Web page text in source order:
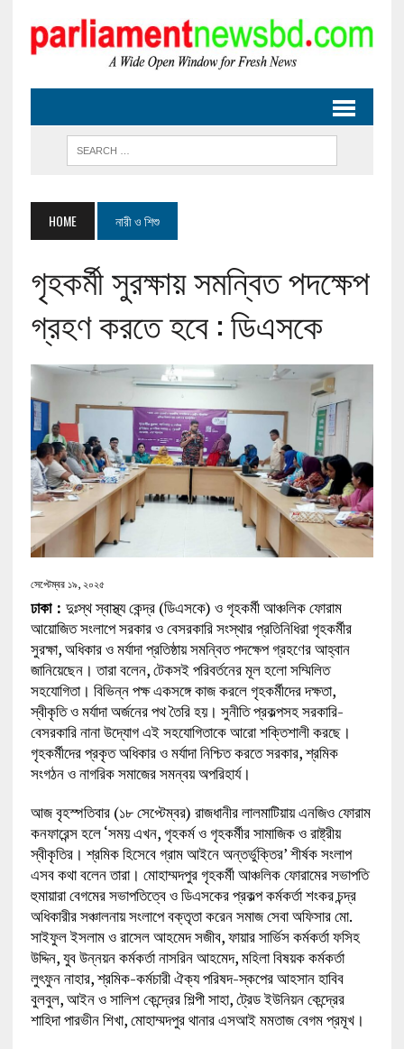
HOME নারী ও শিশু
গৃহকর্মী সুরক্ষায় সমন্বিত পদক্ষেপ
গ্রহণ করতে হবে : ডিএসকে
সেপ্টেম্বর ১৯, ২০২৫
ঢাকা : দুঃস্থ স্বাস্থ্য কেন্দ্র (ডিএসকে) ও গৃহকর্মী আঞ্চলিক ফোরাম
আয়োজিত সংলাপে সরকার ও বেসরকারি সংস্থার প্রতিনিধিরা গৃহকর্মীর
সুরক্ষা, অধিকার ও মর্যাদা প্রতিষ্ঠায় সমন্বিত পদক্ষেপ গ্রহণের আহ্বান
জানিয়েছেন। তারা বলেন, টেকসই পরিবর্তনের মূল হলো সম্মিলিত
সহযোগিতা। বিভিন্ন পক্ষ একসঙ্গে কাজ করলে গৃহকর্মীদের দক্ষতা,
স্বীকৃতি ও মর্যাদা অর্জনের পথ তৈরি হয়। সুনীতি প্রকল্পসহ সরকারি-
বেসরকারি নানা উদ্যোগ এই সহযোগিতাকে আরো শক্তিশালী করছে।
গৃহকর্মীদের প্রকৃত অধিকার ও মর্যাদা নিশ্চিত করতে সরকার, শ্রমিক
সংগঠন ও নাগরিক সমাজের সমন্বয় অপরিহার্য।
আজ বৃহস্পতিবার (১৮ সেপ্টেম্বর) রাজধানীর লালমাটিয়ায় এনজিও ফোরাম
কনফারেন্স হলে ‘সময় এখন, গৃহকর্ম ও গৃহকর্মীর সামাজিক ও রাষ্ট্রীয়
স্বীকৃতির। শ্রমিক হিসেবে গ্রাম আইনে অন্তর্ভুক্তির’ শীর্ষক সংলাপ
এসব কথা বলেন তারা। মোহাম্মদপুর গৃহকর্মী আঞ্চলিক ফোরামের সভাপতি
হুমায়ারা বেগমের সভাপতিত্বে ও ডিএসকের প্রকল্প কর্মকর্তা শংকর চন্দ্র
অধিকারীর সঞ্চালনায় সংলাপে বক্তৃতা করেন সমাজ সেবা অফিসার মো.
সাইফুল ইসলাম ও রাসেল আহমেদ সজীব, ফায়ার সার্ভিস কর্মকর্তা ফসিহ
উদ্দিন, যুব উন্নয়ন কর্মকর্তা নাসরিন আহমেদ, মহিলা বিষয়ক কর্মকর্তা
লুৎফুন নাহার, শ্রমিক-কর্মচারী ঐক্য পরিষদ-স্কপের আহসান হাবিব
বুলবুল, আইন ও সালিশ কেন্দ্রের শিল্পী সাহা, ট্রেড ইউনিয়ন কেন্দ্রের
শাহিদা পারভীন শিখা, মোহাম্মদপুর থানার এসআই মমতাজ বেগম প্রমূখ।